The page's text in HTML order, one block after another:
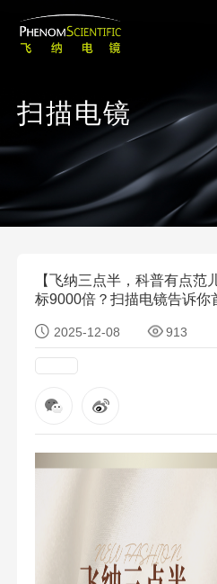
扫描电镜
【飞纳三点半，科普有点范
标9000倍？扫描电镜告诉你
2025-12-08 913